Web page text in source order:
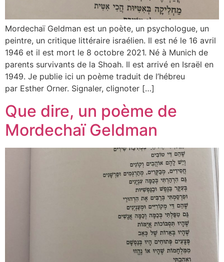
Mordechaï Geldman est un poète, un psychologue, un
peintre, un critique littéraire israélien. Il est né le 16 avril
1946 et il est mort le 8 octobre 2021. Né à Munich de
parents survivants de la Shoah. Il est arrivé en Israël en
1949. Je publie ici un poème traduit de l’hébreu
par Esther Orner. Signaler, clignoter […]
Que dire, un poème de
Mordechaï Geldman